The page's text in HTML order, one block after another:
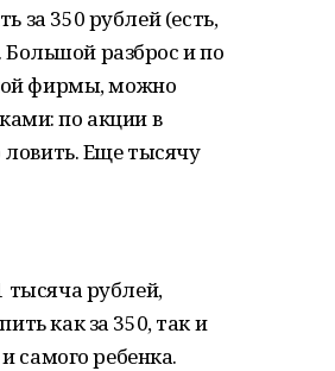
за 350 рублей (есть,
Большой разброс и по
фирмы, можно
по акции в
ловить. Еще тысячу
рублей,
как за 350, так и
самого ребенка.